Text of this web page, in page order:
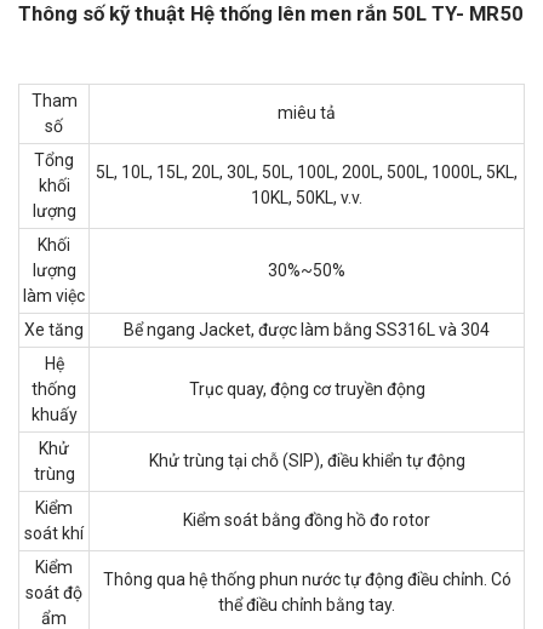
Thông số kỹ thuật Hệ thống lên men rắn 50L TY- MR50
Tham
số
miêu tả
Tổng
khối
lượng
5L, 10L, 15L, 20L, 30L, 50L, 100L, 200L, 500L, 1000L, 5KL,
10KL, 50KL, v.v.
Khối
lượng
làm việc
30%~50%
Xe tăng
Bể ngang Jacket, được làm bằng SS316L và 304
Hệ
thống
khuấy
Trục quay, động cơ truyền động
Khử
trùng
Khử trùng tại chỗ (SIP), điều khiển tự động
Kiểm
soát khí
Kiểm soát bằng đồng hồ đo rotor
Kiểm
soát độ
ẩm
Thông qua hệ thống phun nước tự động điều chỉnh. Có
thể điều chỉnh bằng tay.